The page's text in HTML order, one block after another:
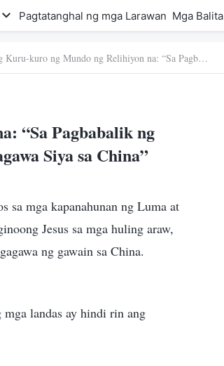
Pagtatanghal ng mga Larawan Mga Balita
16. Ang Kuru-kuro ng Mundo ng Relihiyon na: “Sa Pagbabalik ng Panginoon, Imposibleng Magpapakita at Gagawa Siya sa China”
“Sa Pagbabalik ng
Siya sa China”
sa mga kapanahunan ng Luma at
Jesus sa mga huling araw,
ng gawain sa China.
landas ay hindi rin ang